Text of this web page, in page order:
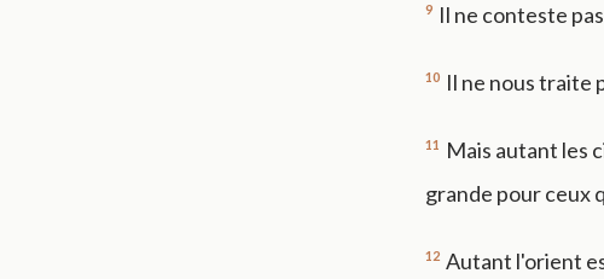
9 Il ne conteste
10 Il ne nous traite
11
Mais autant les
grande pour ceux
12 Autant l'orient